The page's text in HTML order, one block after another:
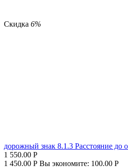
Скидка 6%
дорожный знак 8.1.3 Расстояние до
1 550.00 Р
1 450.00 Р Вы экономите: 100.00 Р